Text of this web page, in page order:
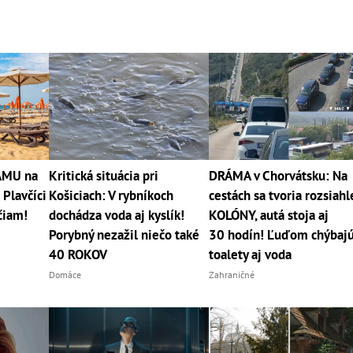
na
Kritická situácia pri
Košiciach: V rybníkoch
dochádza voda aj kyslík!
Porybný nezažil niečo také
40 ROKOV
Domáce
DRÁMA v Chorvátsku: Na
cestách sa tvoria
KOLÓNY, autá stoja aj
30 hodín! Ľuďom
toalety aj voda
Zahraničné